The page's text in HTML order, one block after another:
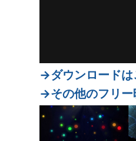
→ダウンロードは
→その他のフリー